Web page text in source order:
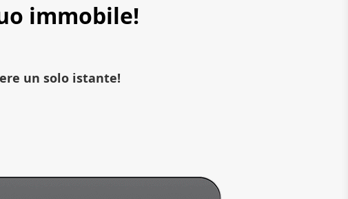
immobile!
un solo istante!